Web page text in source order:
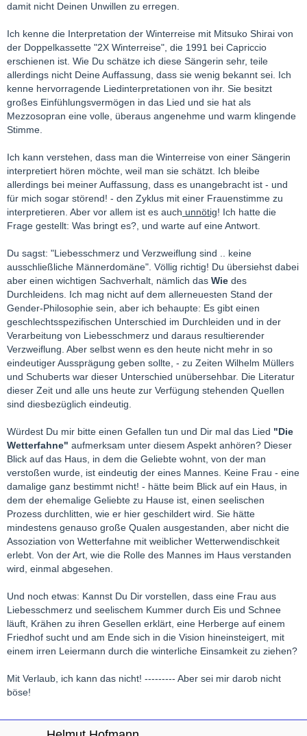
damit nicht Deinen Unwillen zu erregen.
Ich kenne die Interpretation der Winterreise mit Mitsuko Shirai von
der Doppelkassette "2X Winterreise", die 1991 bei Capriccio
erschienen ist. Wie Du schätze ich diese Sängerin sehr, teile
allerdings nicht Deine Auffassung, dass sie wenig bekannt sei. Ich
kenne hervorragende Liedinterpretationen von ihr. Sie besitzt
großes Einfühlungsvermögen in das Lied und sie hat als
Mezzosopran eine volle, überaus angenehme und warm klingende
Stimme.
Ich kann verstehen, dass man die Winterreise von einer Sängerin
interpretiert hören möchte, weil man sie schätzt. Ich bleibe
allerdings bei meiner Auffassung, dass es unangebracht ist - und
für mich sogar störend! - den Zyklus mit einer Frauenstimme zu
interpretieren. Aber vor allem ist es auch unnötig! Ich hatte die
Frage gestellt: Was bringt es?, und warte auf eine Antwort.
Du sagst: "Liebesschmerz und Verzweiflung sind .. keine
ausschließliche Männerdomäne". Völlig richtig! Du übersiehst dabei
aber einen wichtigen Sachverhalt, nämlich das Wie des
Durchleidens. Ich mag nicht auf dem allerneuesten Stand der
Gender-Philosophie sein, aber ich behaupte: Es gibt einen
geschlechtsspezifischen Unterschied im Durchleiden und in der
Verarbeitung von Liebesschmerz und daraus resultierender
Verzweiflung. Aber selbst wenn es den heute nicht mehr in so
eindeutiger Aussprägung geben sollte, - zu Zeiten Wilhelm Müllers
und Schuberts war dieser Unterschied unübersehbar. Die Literatur
dieser Zeit und alle uns heute zur Verfügung stehenden Quellen
sind diesbezüglich eindeutig.
Würdest Du mir bitte einen Gefallen tun und Dir mal das Lied "Die
Wetterfahne" aufmerksam unter diesem Aspekt anhören? Dieser
Blick auf das Haus, in dem die Geliebte wohnt, von der man
verstoßen wurde, ist eindeutig der eines Mannes. Keine Frau - eine
damalige ganz bestimmt nicht! - hätte beim Blick auf ein Haus, in
dem der ehemalige Geliebte zu Hause ist, einen seelischen
Prozess durchlitten, wie er hier geschildert wird. Sie hätte
mindestens genauso große Qualen ausgestanden, aber nicht die
Assoziation von Wetterfahne mit weiblicher Wetterwendischkeit
erlebt. Von der Art, wie die Rolle des Mannes im Haus verstanden
wird, einmal abgesehen.
Und noch etwas: Kannst Du Dir vorstellen, dass eine Frau aus
Liebesschmerz und seelischem Kummer durch Eis und Schnee
läuft, Krähen zu ihren Gesellen erklärt, eine Herberge auf einem
Friedhof sucht und am Ende sich in die Vision hineinsteigert, mit
einem irren Leiermann durch die winterliche Einsamkeit zu ziehen?
Mit Verlaub, ich kann das nicht! --------- Aber sei mir darob nicht
böse!